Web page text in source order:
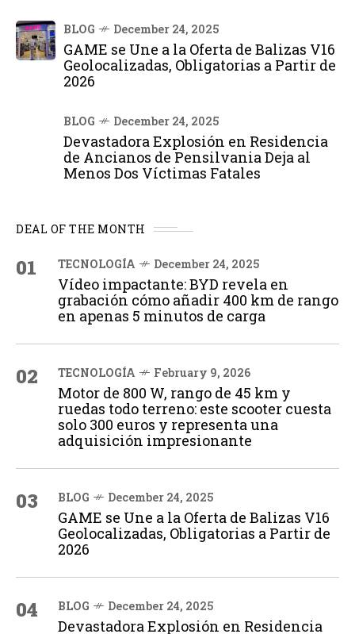
BLOG December 24, 2025
GAME se Une a la Oferta de Balizas V16
Geolocalizadas, Obligatorias a Partir de
2026
BLOG December 24, 2025
Devastadora Explosión en Residencia
de Ancianos de Pensilvania Deja al
Menos Dos Víctimas Fatales
DEAL OF THE MONTH
01 TECNOLOGÍA December 24, 2025
Vídeo impactante: BYD revela en
grabación cómo añadir 400 km de rango
en apenas 5 minutos de carga
02 TECNOLOGÍA February 9, 2026
Motor de 800 W, rango de 45 km y
ruedas todo terreno: este scooter cuesta
solo 300 euros y representa una
adquisición impresionante
03 BLOG December 24, 2025
GAME se Une a la Oferta de Balizas V16
Geolocalizadas, Obligatorias a Partir de
2026
04 BLOG December 24, 2025
Devastadora Explosión en Residencia